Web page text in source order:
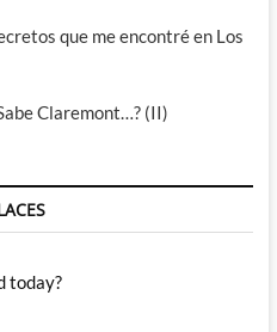
que me encontré en Los
Claremont…? (II)
today?